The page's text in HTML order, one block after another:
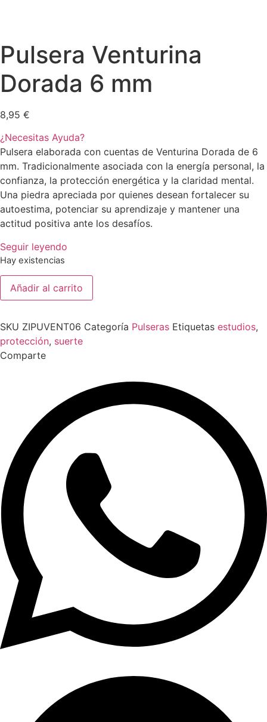
Pulsera Venturina
Dorada 6 mm
8,95 €
¿Necesitas Ayuda?
Pulsera elaborada con cuentas de Venturina Dorada de 6
mm. Tradicionalmente asociada con la energía personal, la
confianza, la protección energética y la claridad mental.
Una piedra apreciada por quienes desean fortalecer su
autoestima, potenciar su aprendizaje y mantener una
actitud positiva ante los desafíos.
Seguir leyendo
Hay existencias
Pulsera
Venturina
Dorada
cantidad
Añadir al carrito
SKU ZIPUVENT06 Categoría Pulseras Etiquetas estudios,
protección, suerte
Comparte